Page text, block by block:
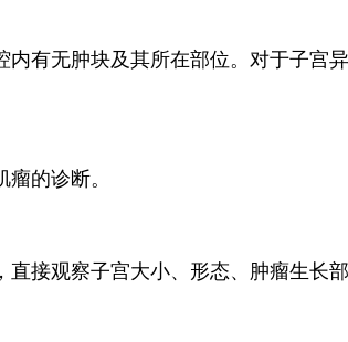
无肿块及其所在部位。对于子宫
的诊断。
观察子宫大小、形态、肿瘤生长部